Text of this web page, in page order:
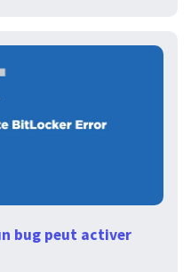
bug peut activer